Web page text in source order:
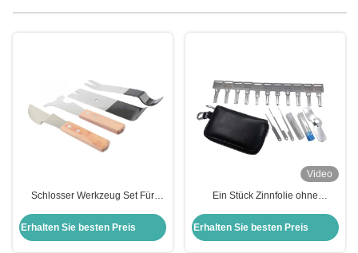
Schlosser Werkzeug Set Für
Handwerkzeug Tür Schlitz
Schnell öffnen 4 Stück Set Of
Erhalten Sie besten Preis
Video
Ein Stück Zinnfolie ohne
Schnellöffnungswerkzeug (11
Stück) Schlosserwerkzeug-Set
Erhalten Sie besten Preis